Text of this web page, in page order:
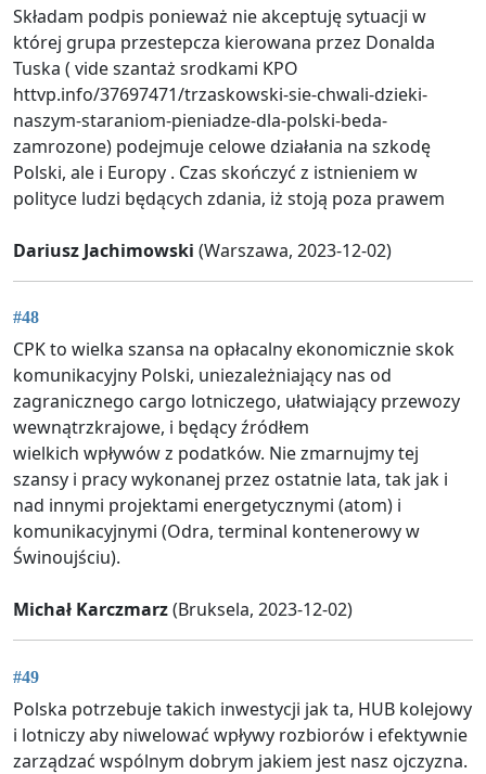
Składam podpis ponieważ nie akceptuję sytuacji w
której grupa przestepcza kierowana przez Donalda
Tuska ( vide szantaż srodkami KPO
httvp.info/37697471/trzaskowski-sie-chwali-dzieki-
naszym-staraniom-pieniadze-dla-polski-beda-
zamrozone) podejmuje celowe działania na szkodę
Polski, ale i Europy . Czas skończyć z istnieniem w
polityce ludzi będących zdania, iż stoją poza prawem
Dariusz Jachimowski (Warszawa, 2023-12-02)
#48
CPK to wielka szansa na opłacalny ekonomicznie skok
komunikacyjny Polski, uniezależniający nas od
zagranicznego cargo lotniczego, ułatwiający przewozy
wewnątrzkrajowe, i będący źródłem
wielkich wpływów z podatków. Nie zmarnujmy tej
szansy i pracy wykonanej przez ostatnie lata, tak jak i
nad innymi projektami energetycznymi (atom) i
komunikacyjnymi (Odra, terminal kontenerowy w
Świnoujściu).
Michał Karczmarz(Bruksela, 2023-12-02)
#49
Polska potrzebuje takich inwestycji jak ta, HUB kolejowy
i lotniczy aby niwelować wpływy rozbiorów i efektywnie
zarządzać wspólnym dobrym jakiem jest nasz ojczyzna.